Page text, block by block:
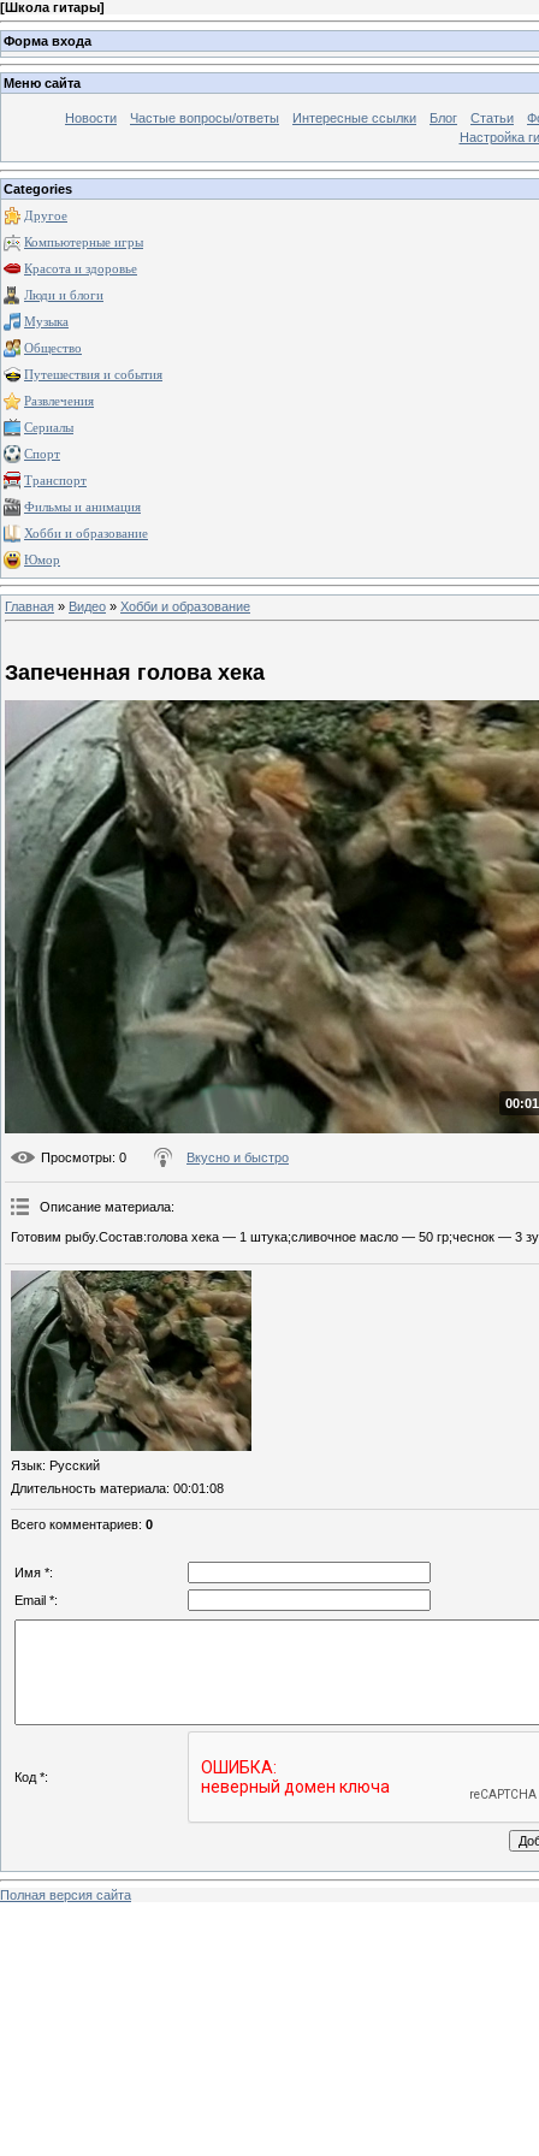
[Школа гитары]
Форма входа
Меню сайта
Новости Частые вопросы/ответы Интересные ссылки Блог Статьи
Настройка
Categories
Другое
Компьютерные игры
Красота и здоровье
Люди и блоги
Музыка
Общество
Путешествия и события
Развлечения
Сериалы
Спорт
Транспорт
Фильмы и анимация
Хобби и образование
Юмор
Главная » Видео » Хобби и образование
Запеченная голова хека
Просмотры: 0 Вкусно и быстро
Описание материала:
Готовим рыбу.Состав:голова хека — 1 штука;сливочное масло — 50 гр;чеснок — 3
Язык: Русский
Длительность материала: 00:01:08
Всего комментариев: 0
Имя *:
Email *:
Код *:
Полная версия сайта